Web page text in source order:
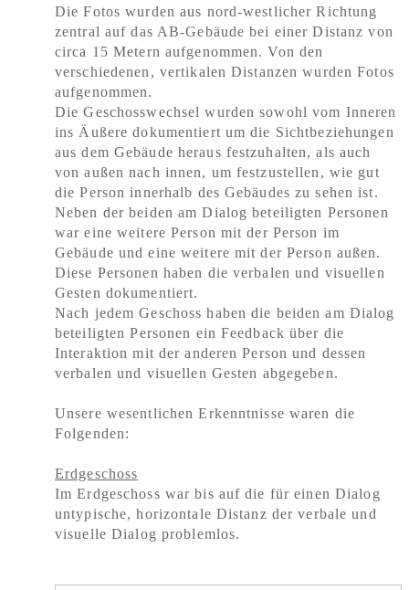
Die Fotos wurden aus nord-westlicher Richtung
zentral auf das AB-Gebäudebei einer Distanz von
circa 15 Metern aufgenommen.Von den
verschiedenen, vertikalen Distanzen wurden Fotos
aufgenommen.
Die Geschosswechsel wurden sowohl vom Inneren
ins Äußere dokumentiert um die Sichtbeziehungen
aus dem Gebäude heraus festzuhalten, als auch
von außen nach innen, um festzustellen, wie gut
die Person innerhalb des Gebäudes zu sehen ist.
Neben der beiden am Dialog beteiligten Personen
war eine weitere Person mit der Person im
Gebäude und eine weitere mit der Person außen.
Diese Personen haben die verbalen und visuellen
Gesten dokumentiert.
Nach jedem Geschoss haben die beiden am Dialog
beteiligten Personen ein Feedback über die
Interaktion mit der anderen Person und dessen
verbalen und visuellen Gesten abgegeben.
Unsere wesentlichen Erkenntnisse waren die
Folgenden:
Erdgeschoss
Im Erdgeschoss war bis auf die für einen Dialog
untypische, horizontale Distanz der verbale und
visuelle Dialog problemlos.